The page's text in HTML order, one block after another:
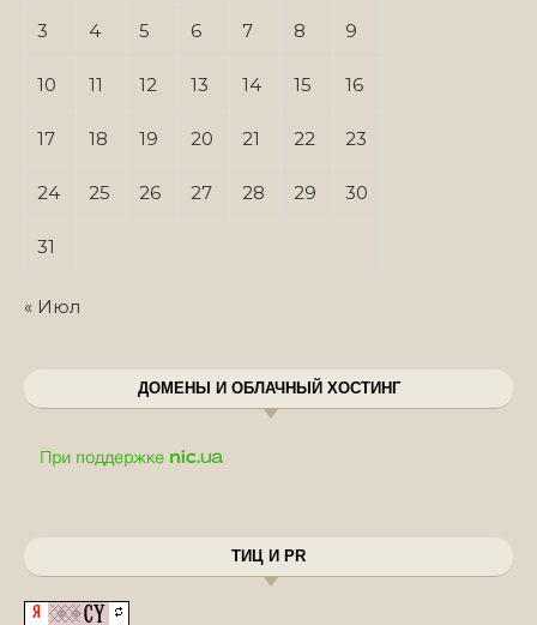
3 4 5 6 7 8 9
10 11 12 13 14 15 16
17 18 19 20 21 22 23
24 25 26 27 28 29 30
31
« Июл
ДОМЕНЫ И ОБЛАЧНЫЙ ХОСТИНГ
ТИЦ И PR